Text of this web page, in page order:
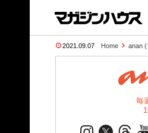
2021.09.07 Home anan
毎